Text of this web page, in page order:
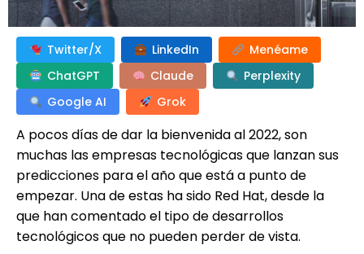
Twitter/X LinkedIn
Menéame
ChatGPT
Claude
Perplexity
Google AI
Grok
A pocos días de dar la bienvenida al 2022, son
muchas las empresas tecnológicas que lanzan sus
predicciones para el año que está a punto de
empezar. Una de estas ha sido Red Hat, desde la
que han comentado el tipo de desarrollos
tecnológicos que no pueden perder de vista.